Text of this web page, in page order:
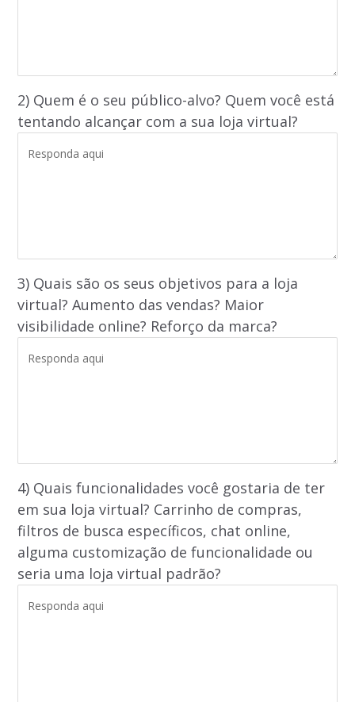
2) Quem é o seu público-alvo? Quem você está
tentando alcançar com a sua loja virtual?
3) Quais são os seus objetivos para a loja
virtual? Aumento das vendas? Maior
visibilidade online? Reforço da marca?
4) Quais funcionalidades você gostaria de ter
em sua loja virtual? Carrinho de compras,
filtros de busca específicos, chat online,
alguma customização de funcionalidade ou
seria uma loja virtual padrão?